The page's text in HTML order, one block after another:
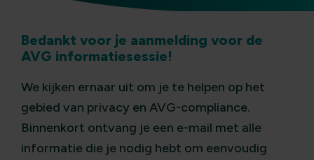
Bedankt voor je aanmelding voor de
AVG informatiesessie!
We kijken ernaar uit om je te helpen op het
gebied van privacy en AVG-compliance.
Binnenkort ontvang je een e-mail met alle
informatie die je nodig hebt om eenvoudig